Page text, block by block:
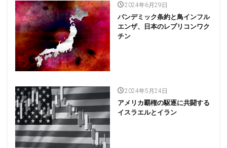
2024年6月29日
パンデミック条約と鳥インフル
エンザ、日本のレプリコンワク
チン
2024年5月24日
アメリカ覇権の駆逐に共闘する
イスラエルとイラン